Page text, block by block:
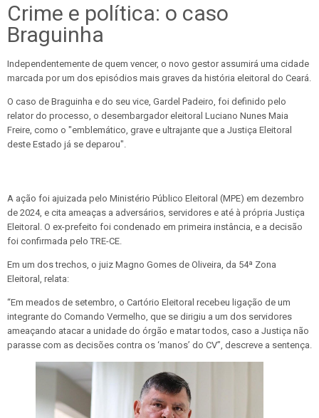
Crime e política: o caso
Braguinha
Independentemente de quem vencer, o novo gestor assumirá uma cidade
marcada por um dos episódios mais graves da história eleitoral do Ceará.
O caso de Braguinha e do seu vice, Gardel Padeiro, foi definido pelo
relator do processo, o desembargador eleitoral Luciano Nunes Maia
Freire, como o "emblemático, grave e ultrajante que a Justiça Eleitoral
deste Estado já se deparou".
A ação foi ajuizada pelo Ministério Público Eleitoral (MPE) em dezembro
de 2024, e cita ameaças a adversários, servidores e até à própria Justiça
Eleitoral. O ex-prefeito foi condenado em primeira instância, e a decisão
foi confirmada pelo TRE-CE.
Em um dos trechos, o juiz Magno Gomes de Oliveira, da 54ª Zona
Eleitoral, relata:
“Em meados de setembro, o Cartório Eleitoral recebeu ligação de um
integrante do Comando Vermelho, que se dirigiu a um dos servidores
ameaçando atacar a unidade do órgão e matar todos, caso a Justiça não
parasse com as decisões contra os ‘manos’ do CV”, descreve a sentença.